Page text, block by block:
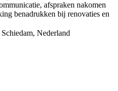
afspraken nakomen
benadrukken bij renovaties en
Nederland